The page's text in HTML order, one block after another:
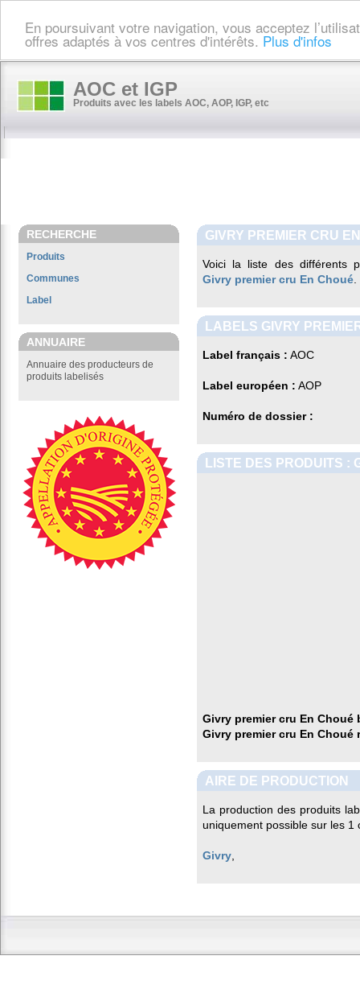
En poursuivant votre navigation, vous acceptez
offres adaptés à vos centres d'intérêts. Plus d'infos
AOC et IGP
Produits avec les labels AOC, AOP, IGP, etc
RECHERCHE
Produits
Communes
Label
ANNUAIRE
Annuaire des producteurs de
produits labelisés
GIVRY PREMIER CRU
Voici la liste des différents
Givry premier cru En Choué
LABELS GIVRY
Label français : AOC
Label européen : AOP
Numéro de dossier :
LISTE DES PRODUITS :
Givry premier cru En Choué
Givry premier cru En Choué
AIRE DE PRODUCTION
La production des produits
uniquement possible sur les 1
Givry